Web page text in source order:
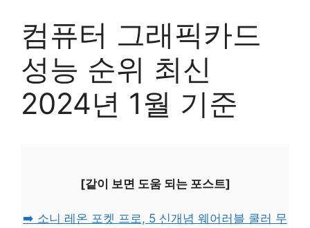
컴퓨터 그래픽카드
성능 순위 최신
2024년 1월 기준
[같이 보면 도움 되는 포스트]
➡️ 소니 레온 포켓 프로, 5 신개념 웨어러블 쿨러 무